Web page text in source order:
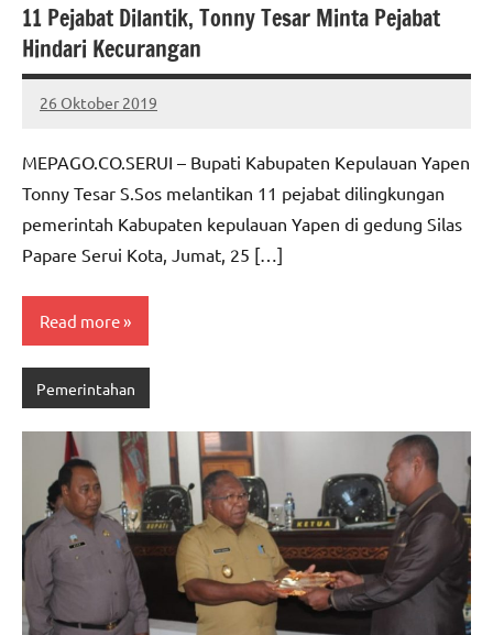
11 Pejabat Dilantik, Tonny Tesar Minta Pejabat
Hindari Kecurangan
26 Oktober 2019
MEPAGO
No
MEPAGO.CO.SERUI – Bupati Kabupaten Kepulauan Yapen
Tonny Tesar S.Sos melantikan 11 pejabat dilingkungan
pemerintah Kabupaten kepulauan Yapen di gedung Silas
Papare Serui Kota, Jumat, 25 […]
Read more
Pemerintahan